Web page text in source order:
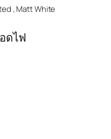
, Matt White
ดไฟ